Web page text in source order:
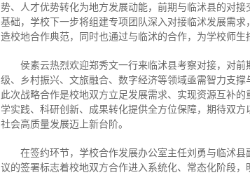
势、人才优势转化为地方发展动能，前期与临沭县的对
基础，学校下一步将组建专项团队深入对接临沭发展需
造校地合作典范，同时也通过与临沭的合作，为学校师生
侯素云热烈欢迎郑秀文一行来临沭县考察对接，对
级、乡村振兴、文旅融合、数字经济等领域亟需智力支
此次战略合作是校地双方立足发展需求、实现资源互补
学实践、科研创新、成果转化提供全方位保障，期待双
社会高质量发展迈上新台阶。
在签约环节，学校合作发展办公室主任刘勇与临沭
议的签署标志着校地双方合作进入系统化、常态化阶段